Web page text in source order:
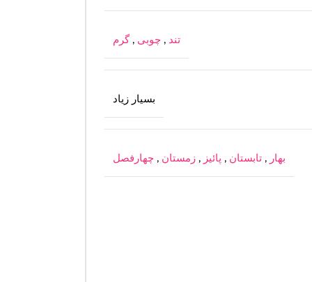
تند , چوبی , گرم
بسیار زیاد
بهار , تابستان , پائیز , زمستان , چهارفصل